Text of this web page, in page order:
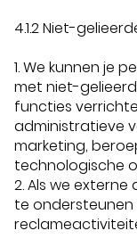
4.1.2 Niet-
1. We kunnen je
met niet-
functies
administratieve
marketing,
2. Als we
te